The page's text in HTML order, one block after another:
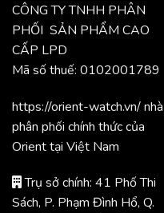
CÔNG TY TNHH PHÂN
PHỐI SẢN PHẨM CAO
CẤP LPD
Mã số thuế: 0102001789
https://orient-watch.vn/ nhà
phân phối chính thức của
Orient tại Việt Nam
Trụ sở chính: 41 Phố Thi
Sách, P. Phạm Đình Hổ, Q.